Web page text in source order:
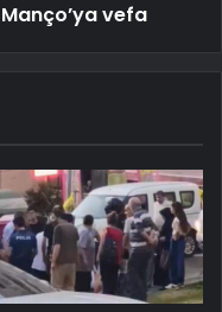
vefa